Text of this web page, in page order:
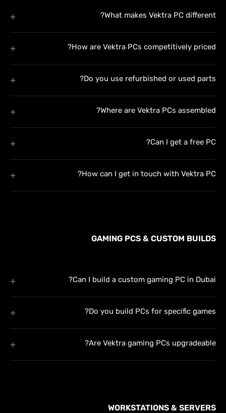
What makes Vektra PC different?
How are Vektra PCs competitively priced?
Do you use refurbished or used parts?
Where are Vektra PCs assembled?
Can I get a free PC?
How can I get in touch with Vektra PC?
GAMING PCS & CUSTOM BUILDS
Can I build a custom gaming PC in Dubai?
Do you build PCs for specific games?
Are Vektra gaming PCs upgradeable?
WORKSTATIONS & SERVERS